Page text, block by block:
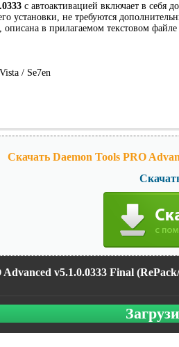
с автоактивацией включает в себя
установки, не требуются
описана в прилагаемом текстовом
/ Se7en
Скачать Daemon Tools PRO
Advanced v5.1.0.0333 Final